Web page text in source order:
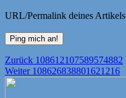
URL/Permalink deines Artikels
Beitragsnavigation
Zurück Vorheriger
Beitrag:
108612107589574882
Weiter Nächster
108626838801621216